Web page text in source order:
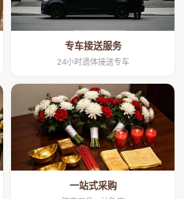
专车接送服务
24小时遗体接送专车
一站式采购